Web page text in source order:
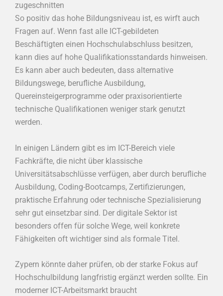
zugeschnitten
So positiv das hohe Bildungsniveau ist, es wirft auch
Fragen auf. Wenn fast alle ICT-gebildeten
Beschäftigten einen Hochschulabschluss besitzen,
kann dies auf hohe Qualifikationsstandards hinweisen.
Es kann aber auch bedeuten, dass alternative
Bildungswege, berufliche Ausbildung,
Quereinsteigerprogramme oder praxisorientierte
technische Qualifikationen weniger stark genutzt
werden.
In einigen Ländern gibt es im ICT-Bereich viele
Fachkräfte, die nicht über klassische
Universitätsabschlüsse verfügen, aber durch berufliche
Ausbildung, Coding-Bootcamps, Zertifizierungen,
praktische Erfahrung oder technische Spezialisierung
sehr gut einsetzbar sind. Der digitale Sektor ist
besonders offen für solche Wege, weil konkrete
Fähigkeiten oft wichtiger sind als formale Titel.
Zypern könnte daher prüfen, ob der starke Fokus auf
Hochschulbildung langfristig ergänzt werden sollte. Ein
moderner ICT-Arbeitsmarkt braucht